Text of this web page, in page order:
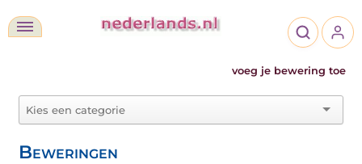
voeg je bewering toe
Beweringen